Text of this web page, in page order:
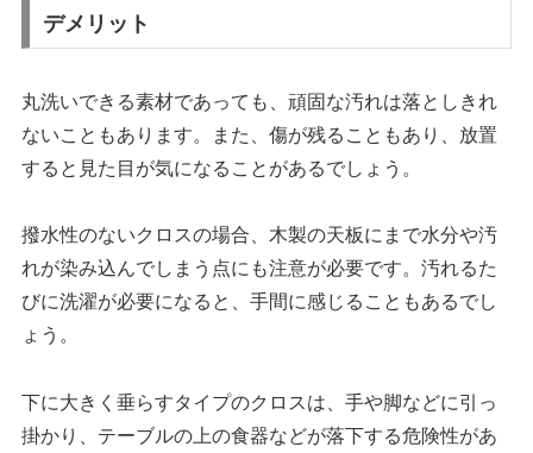
デメリット
丸洗いできる素材であっても、頑固な汚れは落としきれ
ないこともあります。また、傷が残ることもあり、放置
すると見た目が気になることがあるでしょう。
撥水性のないクロスの場合、木製の天板にまで水分や汚
れが染み込んでしまう点にも注意が必要です。汚れるた
びに洗濯が必要になると、手間に感じることもあるでし
ょう。
下に大きく垂らすタイプのクロスは、手や脚などに引っ
掛かり、テーブルの上の食器などが落下する危険性があ